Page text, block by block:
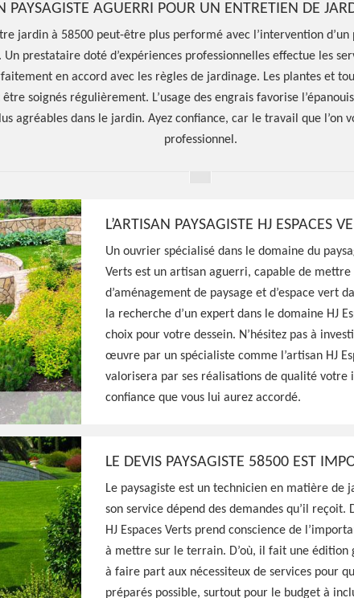
paysagiste
58500
à Chevroches 58500, HJ Espaces Verts est une
qui peut aménager votre espace vert selon vos
prestation pas cher
PAYSAGISTE AGUERRI POUR UN ENTRETIEN DE
jardin à 58500 peut-être plus performé avec l’intervention
Un prestataire doté d’expériences professionnelles effectue les
en accord avec les règles de jardinage. Les plantes et
soignés régulièrement. L’usage des engrais favorise
agréables dans le jardin. Ayez confiance, car le travail que l’on
professionnel.
L’ARTISAN PAYSAGISTE HJ ESPACES
Un ouvrier spécialisé dans le domaine du
Verts est un artisan aguerri, capable de
d’aménagement de paysage et d’espace vert
la recherche d’un expert dans le domaine HJ
choix pour votre dessein. N’hésitez pas à
œuvre par un spécialiste comme l’artisan HJ
valorisera par ses réalisations de qualité votre
confiance que vous lui aurez accordé.
LE DEVIS PAYSAGISTE 58500 EST
Le paysagiste est un technicien en matière de
son service dépend des demandes qu’il reçoit.
HJ Espaces Verts prend conscience de
à mettre sur le terrain. D’où, il fait une édition
à faire part aux nécessiteux de services pour
préparés possible, surtout pour le budget à